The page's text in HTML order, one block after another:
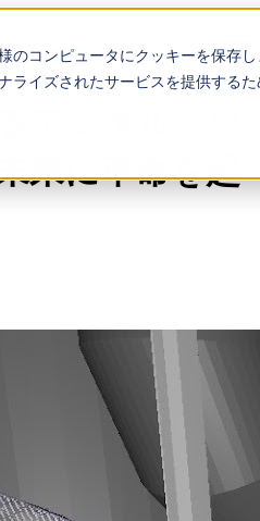
のコンピュータにクッキーを保存
ライズされたサービスを提供する
来に革命を起